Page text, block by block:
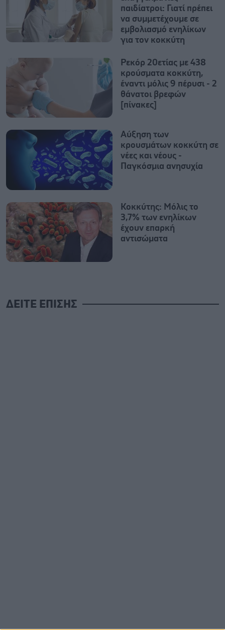
παιδίατροι: Γιατί πρέπει
να συμμετέχουμε σε
εμβολιασμό ενηλίκων
για τον κοκκύτη
Ρεκόρ 20ετίας με 438
κρούσματα κοκκύτη,
έναντι μόλις 9 πέρυσι - 2
θάνατοι βρεφών
[πίνακες]
Αύξηση των
κρουσμάτων κοκκύτη σε
νέες και νέους -
Παγκόσμια ανησυχία
Κοκκύτης: Μόλις το
3,7% των ενηλίκων
έχουν επαρκή
αντισώματα
ΔΕΙΤΕ ΕΠΙΣΗΣ